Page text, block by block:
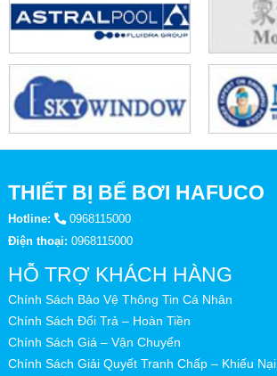
THIẾT BỊ BỂ BƠI HAFUCO
Hotline:
0968115000
Điện thoại: 0968115000
HỖ TRỢ KHÁCH HÀNG
Chính Sách Bảo Vệ Thông Tin Cá Nhân
Chính Sách Đổi Trả – Hoàn Tiền
Chính Sách Giá – Vận Chuyển
Chính Sách Giải Quyết Tranh Chấp – Khiếu Nại